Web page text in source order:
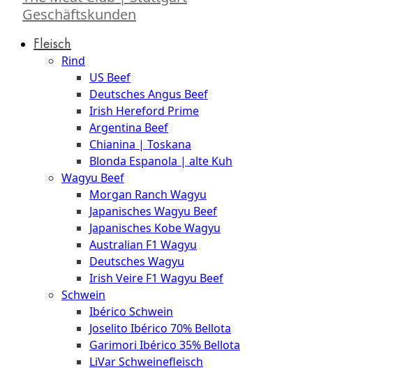
Geschäftskunden
Fleisch
Rind
US Beef
Deutsches Angus Beef
Irish Hereford Prime
Argentina Beef
Chianina | Toskana
Blonda Espanola | alte Kuh
Wagyu Beef
Morgan Ranch Wagyu
Japanisches Wagyu Beef
Japanisches Kobe Wagyu
Australian F1 Wagyu
Deutsches Wagyu
Irish Veire F1 Wagyu Beef
Schwein
Ibérico Schwein
Joselito Ibérico 70% Bellota
Garimori Ibérico 35% Bellota
LiVar Schweinefleisch